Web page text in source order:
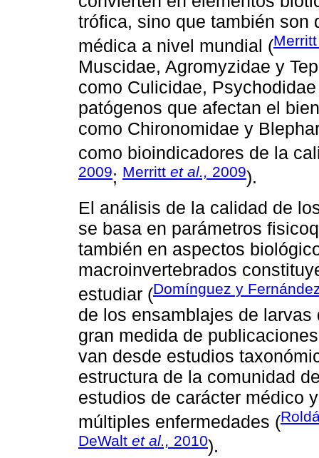
trófica, sino que también son
médica a nivel mundial (
Muscidae, Agromyzidae y
como Culicidae,
patógenos que afectan el
como Chironomidae y
como bioindicadores de la
2009; Merritt et al., 2009).
El análisis de la calidad de
se basa en parámetros
también en aspectos
macroinvertebrados
estudiar (Domínguez y
de los ensamblajes de
gran medida de
van desde estudios
estructura de la comunidad
estudios de carácter médico
múltiples enfermedades (
DeWalt et al., 2010).